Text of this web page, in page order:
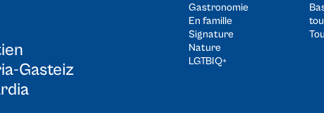
Gasteiz
Gastronomie
En famille
Signature
Nature
LGTBIQ+